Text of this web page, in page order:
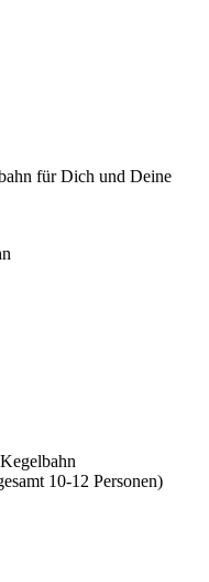
für Dich und Deine
10-12 Personen)